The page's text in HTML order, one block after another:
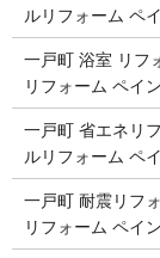
ルリフォーム ペ
一戸町 浴室 リフ
リフォーム ペイ
一戸町 省エネリ
ルリフォーム ペ
一戸町 耐震リフ
リフォーム ペイ